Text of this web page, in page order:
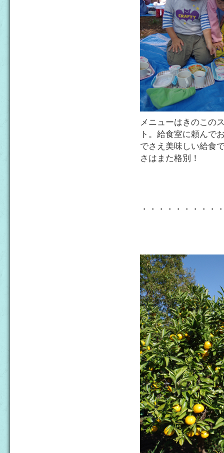
メニューはきのこの
ト。給食室に頼んで
でさえ美味しい給食
さはまた格別！
・・・・・・・・・